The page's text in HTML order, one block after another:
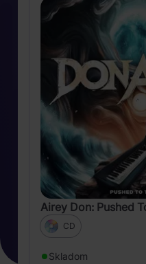
Airey Don: Pushed
CD
Skladom